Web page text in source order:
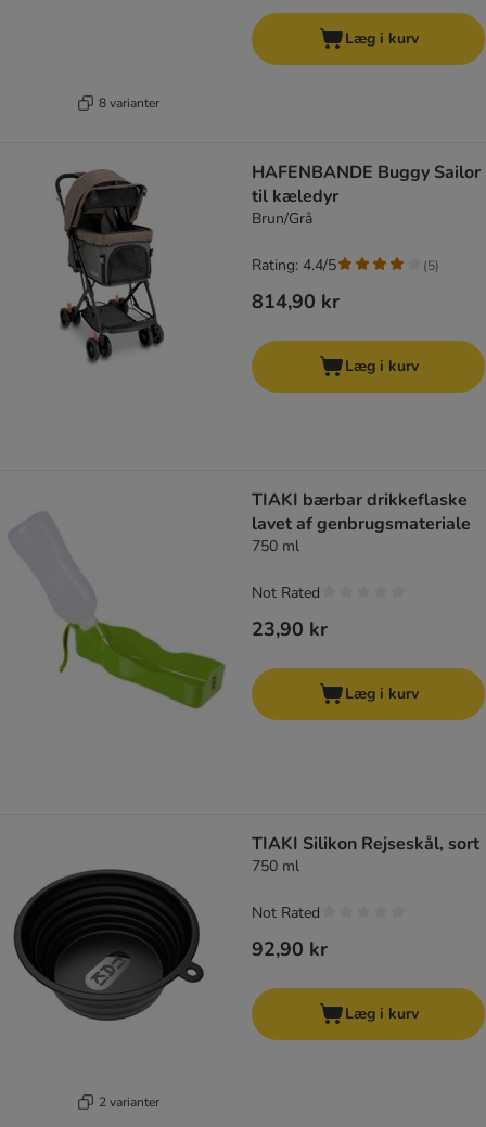
8 varianter
Læg i kurv
HAFENBANDE Buggy Sailor
til kæledyr
Brun/Grå
814,90 kr
Rating: 4.4/5 (5)
Læg i kurv
TIAKI bærbar drikkeflaske
lavet af genbrugsmateriale
750 ml
23,90 kr
Not Rated
Læg i kurv
2 varianter
TIAKI Silikon Rejseskål, sort
750 ml
92,90 kr
Not Rated
Læg i kurv